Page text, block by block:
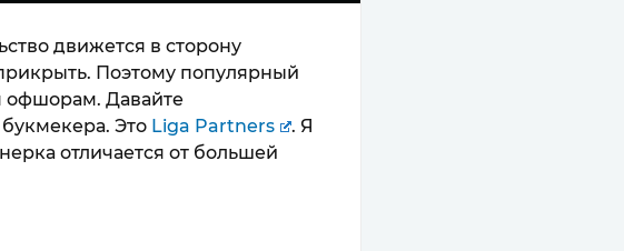
движется в сторону
Поэтому популярный
офшорам. Давайте
Это Liga Partners
. Я
отличается от большей